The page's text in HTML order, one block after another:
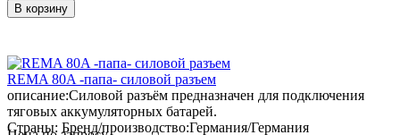
В корзину
REMA 80A -папа- силовой разъем
описание:Силовой разъём предназначен для подключения
тяговых аккумуляторных батарей.
Страны: Бренд/производство:Германия/Германия